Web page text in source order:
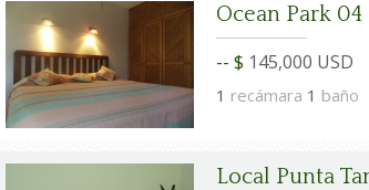
Ocean Park
-- $ 145,000 USD
1 recámara 1 baño
Local Punta